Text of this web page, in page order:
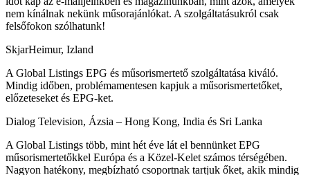
nem kínálnak nekünk műsorajánlókat. A szolgáltatásukról csak
felsőfokon szólhatunk!
SkjarHeimur, Izland
A Global Listings EPG és műsorismertető szolgáltatása kiváló.
Mindig időben, problémamentesen kapjuk a műsorismertetőket,
előzeteseket és EPG-ket.
Dialog Television, Ázsia – Hong Kong, India és Sri Lanka
A Global Listings több, mint hét éve lát el bennünket EPG
műsorismertetőkkel Európa és a Közel-Kelet számos térségében.
Nagyon hatékony, megbízható csoportnak tartjuk őket, akik mindig